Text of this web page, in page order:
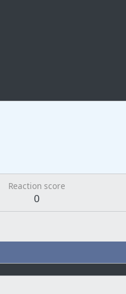
Reaction score
0